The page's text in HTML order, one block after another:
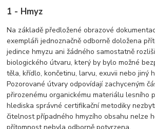
1 - Hmyz
Na základě předložené obrazové
exempláři jednoznačně odborně doložena
jedince hmyzu ani žádného samostatně
biologického útvaru, který by bylo možné
těla, křídlo, končetinu, larvu, exuvii nebo jiný
Pozorované útvary odpovídají zachyceným
přirozenému organickému materiálu lesního
hlediska správné certifikační metodiky
čitelnost případného hmyzího obsahu nelze